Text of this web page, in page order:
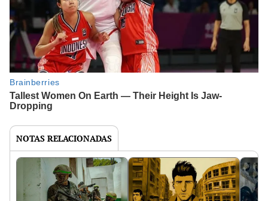
NOTAS RELACIONADAS